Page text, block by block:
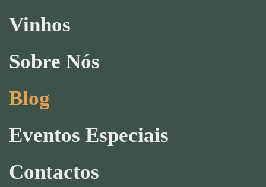
Vinhos
Sobre Nós
Blog
Eventos Especiais
Contactos